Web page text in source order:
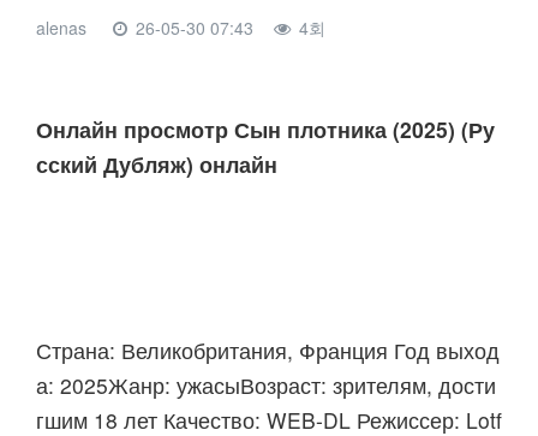
alenas 26-05-30 07:43 4회
본문
Онлайн просмотр Сын плотника (2025) (Ру
сский Дубляж) онлайн
Страна: Великобритания, Франция Год выход
а: 2025Жанр: ужасыВозраст: зрителям, дости
гшим 18 лет Качество: WEB-DL Режиссер: Lotf